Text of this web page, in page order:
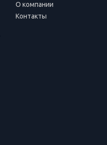
О компании
Контакты